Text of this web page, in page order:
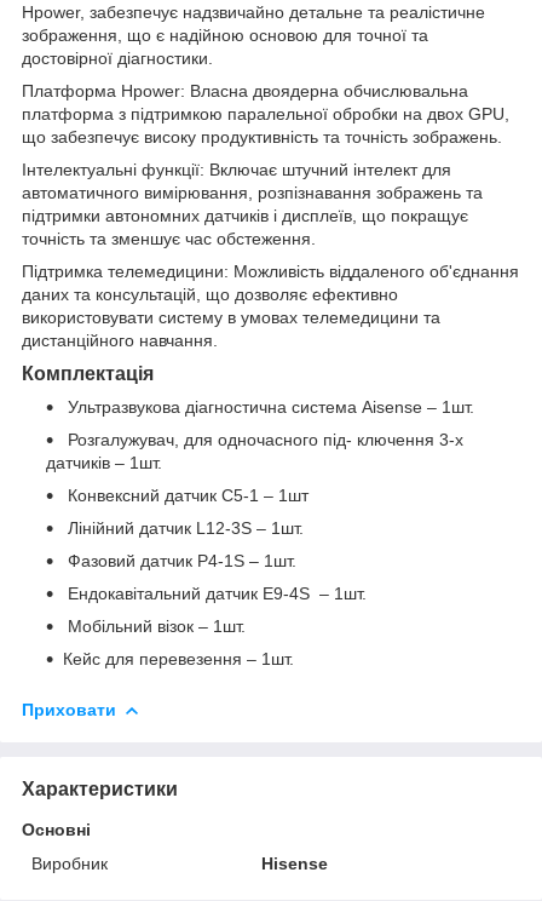
Hpower, забезпечує надзвичайно детальне та реалістичне
зображення, що є надійною основою для точної та
достовірної діагностики.
Платформа Hpower: Власна двоядерна обчислювальна
платформа з підтримкою паралельної обробки на двох GPU,
що забезпечує високу продуктивність та точність зображень.
Інтелектуальні функції: Включає штучний інтелект для
автоматичного вимірювання, розпізнавання зображень та
підтримки автономних датчиків і дисплеїв, що покращує
точність та зменшує час обстеження.
Підтримка телемедицини: Можливість віддаленого об'єднання
даних та консультацій, що дозволяє ефективно
використовувати систему в умовах телемедицини та
дистанційного навчання.
Комплектація
Ультразвукова діагностична система Aisense – 1шт.
Розгалужувач, для одночасного під- ключення 3-х
датчиків – 1шт.
Конвексний датчик C5-1 – 1шт
Лінійний датчик L12-3S – 1шт.
Фазовий датчик P4-1S – 1шт.
Ендокавітальний датчик E9-4S – 1шт.
Мобільний візок – 1шт.
Кейс для перевезення – 1шт.
Приховати
Характеристики
Основні
Виробник
Hisense